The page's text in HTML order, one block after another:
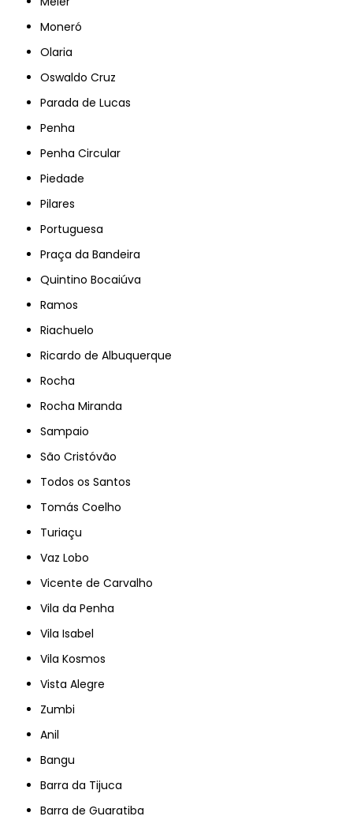
Moneró
Olaria
Oswaldo Cruz
Parada de Lucas
Penha
Penha Circular
Piedade
Pilares
Portuguesa
Praça da Bandeira
Quintino Bocaiúva
Ramos
Riachuelo
Ricardo de Albuquerque
Rocha
Rocha Miranda
Sampaio
São Cristóvão
Todos os Santos
Tomás Coelho
Turiaçu
Vaz Lobo
Vicente de Carvalho
Vila da Penha
Vila Isabel
Vila Kosmos
Vista Alegre
Zumbi
Anil
Bangu
Barra da Tijuca
Barra de Guaratiba